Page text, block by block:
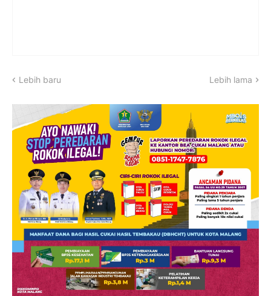
Lebih baru Lebih lama